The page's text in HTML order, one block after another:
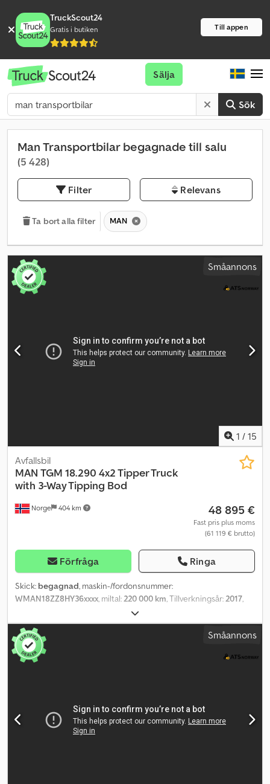
TruckScout24
Gratis i butiken Till appen
Sök
Sälja
Man Transportbilar begagnade till salu
(5 428)
Filter Relevans
Ta bort alla filter MAN
Småannons
1 / 15
Norge 404 km
Avfallsbil
MAN TGM 18.290 4x2 Tipper Truck
with 3-Way Tipping Bod
48 895 €
Fast pris plus moms
(61 119 € brutto)
Förfråga Ringa
Skick: begagnad, maskin-/fordonsnummer:
WMAN18ZZ8HY36xxxx, miltal:220 000 km, Tillverkningsår:2017,
Vänligen ange referensnummer vid förfrågan: 23797 Crodpfx
Amozqrhre Rof Tekniska data: Mätarställning: 220 000 km
Växellåda: Automat Fjädring: Bladfjädring fram, luftfjädring bak
Motorbroms 3-vägs tippflak Euro 6, 290 hk Däck i gott skick
Dragkrok 3 säten Maximal nyttolast: 10 975 kg 4x2 Radio/CD
Service/inspektion krävs på fordonet. Km: 220000 Hk: 289
Besiktning: Ja EU-godkänd till: 13.10.2026 Egenvikt: 7550 Totalvikt:
18600 Lastkapacitet: 10975 Bredd: 252 Längd: 645 Euro: 6 Modell:
Småannons